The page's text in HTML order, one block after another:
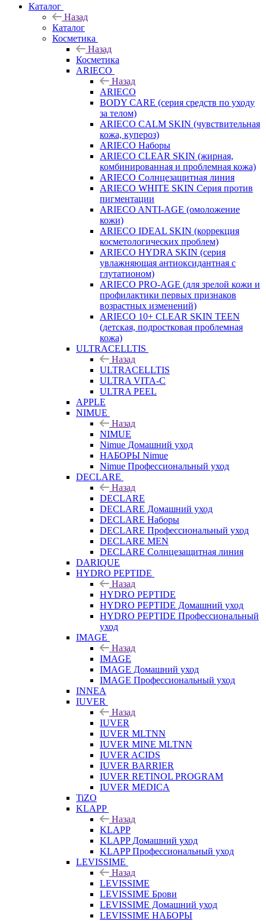
Каталог
Назад
Каталог
Косметика
Назад
Косметика
ARIECO
Назад
ARIECO
BODY CARE (серия средств по уходу
за телом)
ARIECO CALM SKIN (чувствительная
кожа, купероз)
ARIECO Наборы
ARIECO CLEAR SKIN (жирная,
комбинированная и проблемная кожа)
ARIECO Солнцезащитная линия
ARIECO WHITE SKIN Серия против
пигментации
ARIECO ANTI-AGE (омоложение
кожи)
ARIECO IDEAL SKIN (коррекция
косметологических проблем)
ARIECO HYDRA SKIN (серия
увлажняющая антиоксидантная с
глутатионом)
ARIECO PRO-AGE (для зрелой кожи и
профилактики первых признаков
возрастных изменений)
ARIECO 10+ CLEAR SKIN TEEN
(детская, подростковая проблемная
кожа)
ULTRACELLTIS
Назад
ULTRACELLTIS
ULTRA VITA-C
ULTRA PEEL
APPLE
NIMUE
Назад
NIMUE
Nimue Домашний уход
НАБОРЫ Nimue
Nimue Профессиональный уход
DECLARE
Назад
DECLARE
DECLARE Домашний уход
DECLARE Наборы
DECLARE Профессиональный уход
DECLARE MEN
DECLARE Солнцезащитная линия
DARIQUE
HYDRO PEPTIDE
Назад
HYDRO PEPTIDE
HYDRO PEPTIDE Домашний уход
HYDRO PEPTIDE Профессиональный
уход
IMAGE
Назад
IMAGE
IMAGE Домашний уход
IMAGE Профессиональный уход
INNEA
IUVER
Назад
IUVER
IUVER MLTNN
IUVER MINE MLTNN
IUVER ACIDS
IUVER BARRIER
IUVER RETINOL PROGRAM
IUVER MEDICA
TiZO
KLAPP
Назад
KLAPP
KLAPP Домашний уход
KLAPP Профессиональный уход
LEVISSIME
Назад
LEVISSIME
LEVISSIME Брови
LEVISSIME Домашний уход
LEVISSIME НАБОРЫ